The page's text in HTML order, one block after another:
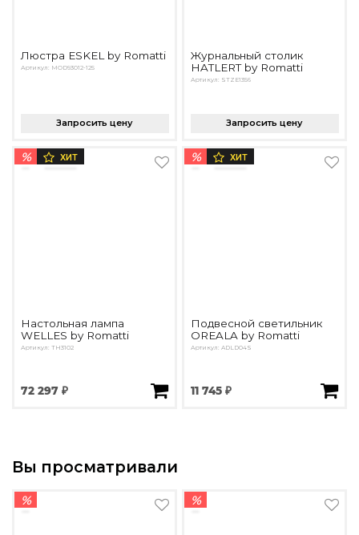
Люстра ESKEL by Romatti
Артикул: MOD93012-125
Запросить цену
Журнальный столик
HATLERT by Romatti
Артикул: STZE1356
Запросить цену
% ХИТ
Настольная лампа
WELLES by Romatti
Артикул: TH3102
72 297 ₽
% ХИТ
Подвесной светильник
OREALA by Romatti
Артикул: ADLD04S
11 745 ₽
Вы просматривали
% %